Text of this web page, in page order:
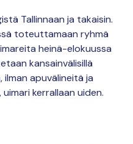
Tallinnaan ja takaisin.
toteuttamaan ryhmä
heinä-elokuussa
kansainvälisillä
apuvälineitä ja
kerrallaan uiden.